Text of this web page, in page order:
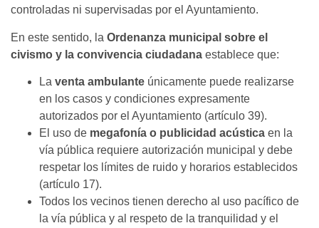
controladas ni supervisadas por el Ayuntamiento.
En este sentido, la Ordenanza municipal sobre el
civismo y la convivencia ciudadana establece que:
La venta ambulante únicamente puede realizarse
en los casos y condiciones expresamente
autorizados por el Ayuntamiento (artículo 39).
El uso de megafonía o publicidad acústica en la
vía pública requiere autorización municipal y debe
respetar los límites de ruido y horarios establecidos
(artículo 17).
Todos los vecinos tienen derecho al uso pacífico de
la vía pública y al respeto de la tranquilidad y el